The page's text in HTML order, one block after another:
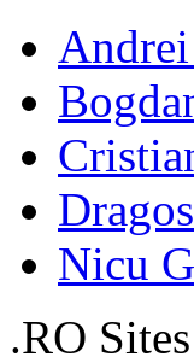
Nicu
.RO Sites